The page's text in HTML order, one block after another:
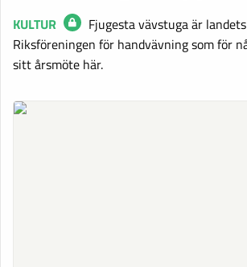
KULTUR
Fjugesta vävstuga är
Riksföreningen för handvävning som för
sitt årsmöte här.